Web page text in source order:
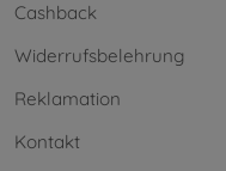
Cashback
Widerrufsbelehrung
Reklamation
Kontakt